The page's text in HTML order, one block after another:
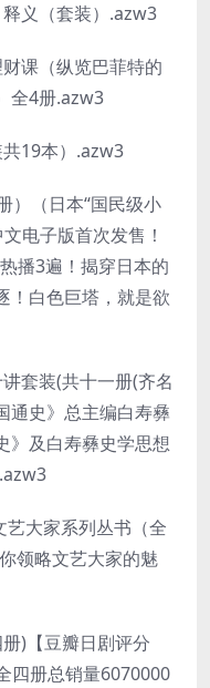
义（套装）.azw3
课（纵览巴菲特的
全4册.azw3
19本）.azw3
（日本“国民级小
电子版首次发售！
播3遍！揭穿日本的
！白色巨塔，就是欲
套装(共十一册(齐名
通史》总主编白寿彝
》及白寿彝史学思想
大家系列丛书（全
领略文艺大家的魅
)【豆瓣日剧评分
四册总销量6070000